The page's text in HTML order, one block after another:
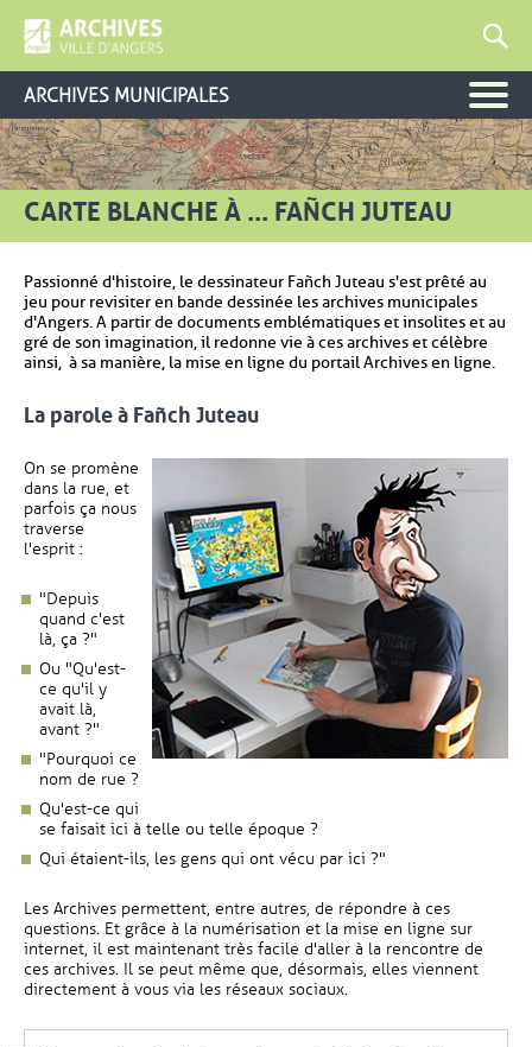
ARCHIVES MUNICIPALES
CARTE BLANCHE À ... FAÑCH JUTEAU
Passionné d'histoire, le dessinateur Fañch Juteau s'est prêté au
jeu pour revisiter en bande dessinée les archives municipales
d'Angers. A partir de documents emblématiques et insolites et au
gré de son imagination, il redonne vie à ces archives et célèbre
ainsi, à sa manière, la mise en ligne du portail Archives en ligne.
La parole à Fañch Juteau
On se promène
dans la rue, et
parfois ça nous
traverse
l'esprit :
"Depuis
quand c'est
là, ça ?"
Ou "Qu'est-
ce qu'il y
avait là,
avant ?"
"Pourquoi ce
nom de rue ?
Qu'est-ce qui
se faisait ici à telle ou telle époque ?
Qui étaient-ils, les gens qui ont vécu par ici ?"
Les Archives permettent, entre autres, de répondre à ces
questions. Et grâce à la numérisation et la mise en ligne sur
internet, il est maintenant très facile d'aller à la rencontre de
ces archives. Il se peut même que, désormais, elles viennent
directement à vous via les réseaux sociaux.